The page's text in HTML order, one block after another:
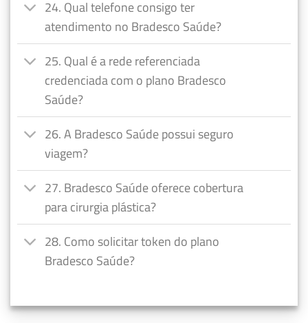
24. Qual telefone consigo ter
atendimento no Bradesco Saúde?
25. Qual é a rede referenciada
credenciada com o plano Bradesco
Saúde?
26. A Bradesco Saúde possui seguro
viagem?
27. Bradesco Saúde oferece cobertura
para cirurgia plástica?
28. Como solicitar token do plano
Bradesco Saúde?